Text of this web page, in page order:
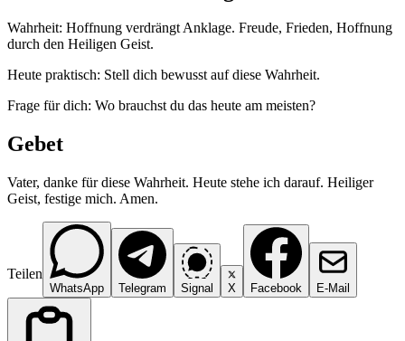
Wahrheit: Hoffnung verdrängt Anklage. Freude, Frieden, Hoffnung
durch den Heiligen Geist.
Heute praktisch: Stell dich bewusst auf diese Wahrheit.
Frage für dich: Wo brauchst du das heute am meisten?
Gebet
Vater, danke für diese Wahrheit. Heute stehe ich darauf. Heiliger
Geist, festige mich. Amen.
Teilen
WhatsApp Telegram Signal X Facebook E-Mail